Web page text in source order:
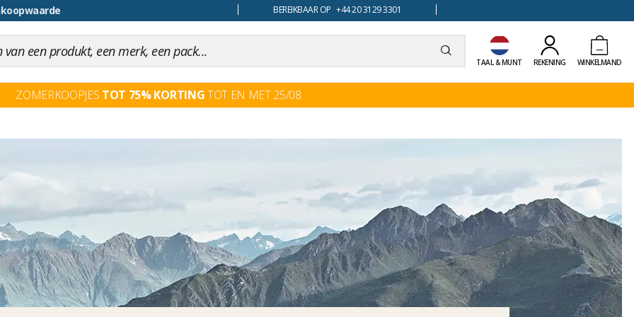
BEREIKBAAR OP +44 20 3129 3301
TAAL & MUNT REKENING WINKELMAND
ZOMERKOOPJES TOT 75% KORTINGTOT EN MET 25/08